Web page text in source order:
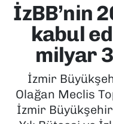
İzBB’nin
kabul
milyar
İzmir
Olağan Meclis
İzmir
EKONOMİ
KÜLTÜR SANAT
MAGAZİN
POLİTİKA
Tüm Manşetler
Son Dakika
Haber Arşivi